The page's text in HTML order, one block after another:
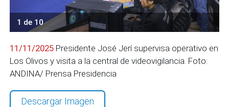
1 de 10
11/11/2025 Presidente José Jerí supervisa operativo en
Los Olivos y visita a la central de videovigilancia. Foto:
ANDINA/ Prensa Presidencia
Descargar Imagen